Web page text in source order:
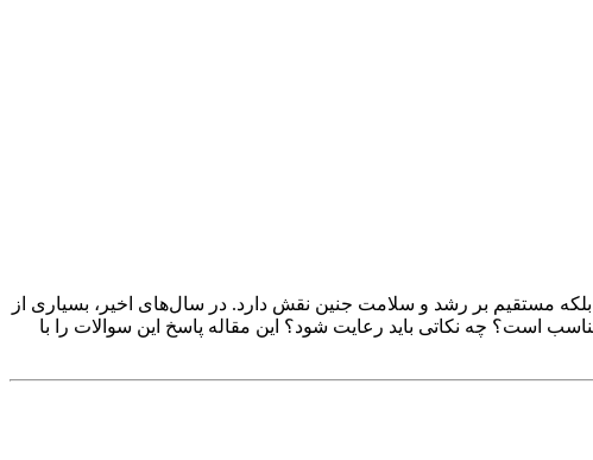
مستقیم بر رشد و سلامت جنین نقش دارد. در سال‌های اخیر، بسیاری از
است؟ چه نکاتی باید رعایت شود؟ این مقاله پاسخ این سوالات را با